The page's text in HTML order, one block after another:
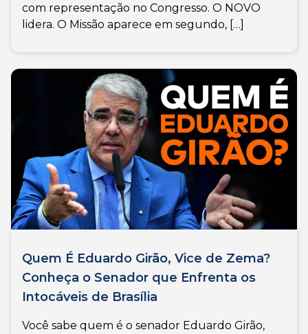
com representação no Congresso. O NOVO
lidera. O Missão aparece em segundo, […]
Quem É Eduardo Girão, Vice de Zema?
Conheça o Senador que Enfrenta os
Intocáveis de Brasília
Você sabe quem é o senador Eduardo Girão,